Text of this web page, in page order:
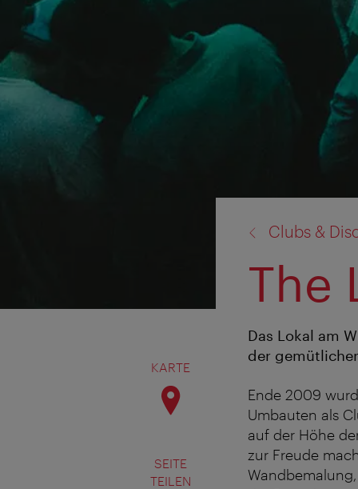
KARTE
SEITE
TEILEN
Clubs &
The
Das Lokal am
der
Ende 2009
Umbauten als
auf der Höhe
zur Freude